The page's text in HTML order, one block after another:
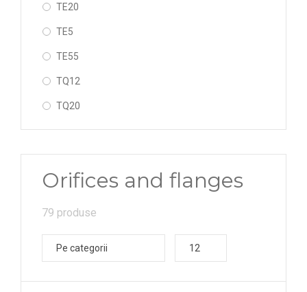
4
05
5
06
6
9
10
11
12
13
TE20
TE5
TE55
TQ12
TQ20
TQ55
sudabil - cot (solder - angleway)
sudabil - drept (solder - straightway)
Orifices and flanges
79 produse
Pe categorii 12